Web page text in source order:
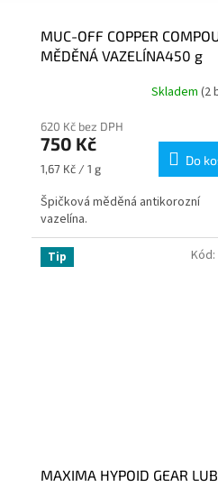
MUC-OFF COPPER
MĚDĚNÁ VAZELÍNA450 g
Skladem (2
620 Kč bez DPH
750 Kč
Měrná
1,67 Kč / 1 g
Do
Špičková měděná antikorozní
vazelína.
Tip
MAXIMA HYPOID GEAR
Kód: